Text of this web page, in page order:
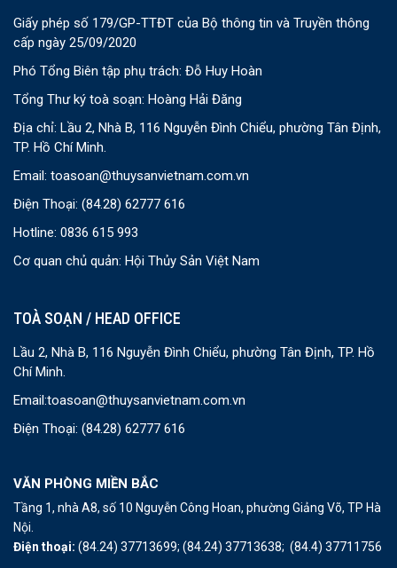
Giấy phép số 179/GP-TTĐT của Bộ thông tin và Truyền thông
cấp ngày 25/09/2020
Phó Tổng Biên tập phụ trách: Đỗ Huy Hoàn
Tổng Thư ký toà soạn: Hoàng Hải Đăng
Địa chỉ: Lầu 2, Nhà B, 116 Nguyễn Đình Chiểu, phường Tân Định,
TP. Hồ Chí Minh.
Email: toasoan@thuysanvietnam.com.vn
Điện Thoại: (84.28) 62777 616
Hotline: 0836 615 993
Cơ quan chủ quản: Hội Thủy Sản Việt Nam
TOÀ SOẠN / HEAD OFFICE
Lầu 2, Nhà B, 116 Nguyễn Đình Chiểu, phường Tân Định, TP. Hồ
Chí Minh.
Email:toasoan@thuysanvietnam.com.vn
Điện Thoại: (84.28) 62777 616
VĂN PHÒNG MIỀN BẮC
Tầng 1, nhà A8, số 10 Nguyễn Công Hoan, phường Giảng Võ, TP Hà
Nội.
Điện thoại: (84.24) 37713699; (84.24) 37713638; (84.4) 37711756